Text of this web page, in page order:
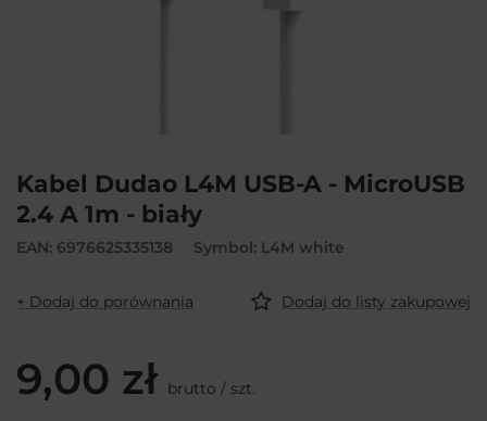
Kabel Dudao L4M USB-A - MicroUSB
2.4 A 1m - biały
EAN: 6976625335138 Symbol: L4M white
+ Dodaj do porównania Dodaj do listy zakupowej
9,00 zł brutto / szt.